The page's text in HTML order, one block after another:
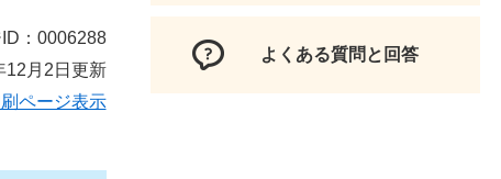
：0006288
12月2日更新
ページ表示
よくある質問と回答